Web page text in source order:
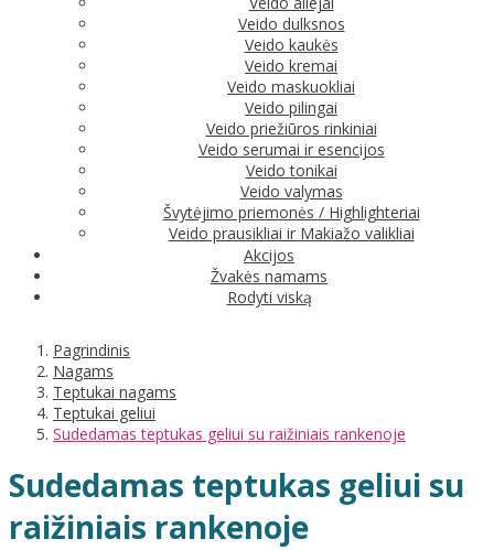
Veido dulksnos
Veido kaukės
Veido kremai
Veido maskuokliai
Veido pilingai
Veido priežiūros rinkiniai
Veido serumai ir esencijos
Veido tonikai
Veido valymas
Švytėjimo priemonės / Highlighteriai
Veido prausikliai ir Makiažo valikliai
Akcijos
Žvakės namams
Rodyti viską
Pagrindinis
Nagams
Teptukai nagams
Teptukai geliui
Sudedamas teptukas geliui su raižiniais rankenoje
Sudedamas teptukas geliui su
raižiniais rankenoje